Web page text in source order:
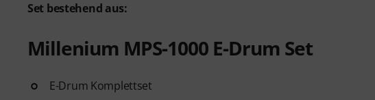
Set bestehend aus:
Millenium MPS-1000 E-Drum Set
E-Drum Komplettset